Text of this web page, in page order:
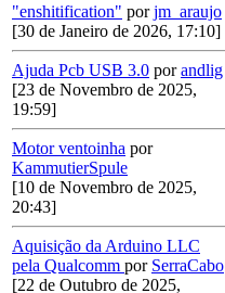
"enshitification" porjm_araujo
[30 de Janeiro de 2026, 17:10]
Ajuda Pcb USB 3.0 porandlig
[23 de Novembro de 2025,
19:59]
Motor ventoinha por
KammutierSpule
[10 de Novembro de 2025,
20:43]
Aquisição da Arduino LLC
pela Qualcomm por SerraCabo
[22 de Outubro de 2025,